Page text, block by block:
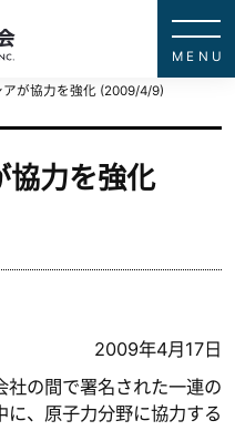
アが協力を強化 (2009/4/9)
協力を強化
2009年4月17日
の間で署名された一連の
、原子力分野に協力する